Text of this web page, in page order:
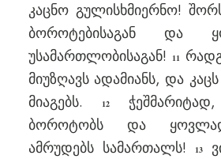
კაცნო გულისხმიერნო!
ბოროტებისაგან და
უსამართლობისაგან!
11
მიუზღავს ადამიანს, და
მიაგებს.
12
ბოროტობს და
ამრუდებს სამართალს!
13